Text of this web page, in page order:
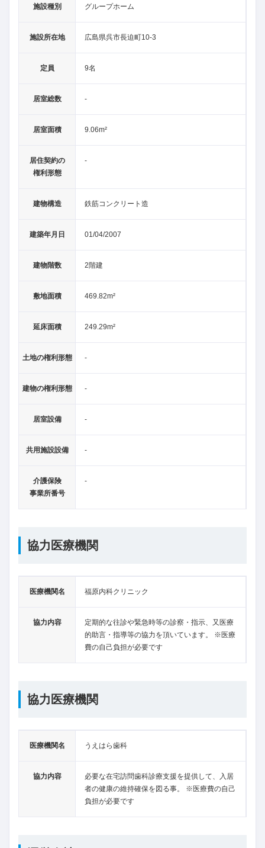
施設種別 グループホーム
施設所在地 広島県呉市長迫町10-3
定員 9名
居室総数 -
居室面積 9.06m²
居住契約の
権利形態
-
建物構造 鉄筋コンクリート造
建築年月日 01/04/2007
建物階数 2階建
敷地面積 469.82m²
延床面積 249.29m²
土地の権利形態 -
建物の権利形態 -
居室設備 -
共用施設設備 -
介護保険
事業所番号
-
協力医療機関
医療機関名 福原内科クリニック
協力内容
定期的な往診や緊急時等の診察・指示、又医療
的助言・指導等の協力を頂いています。 ※医療
費の自己負担が必要です
協力医療機関
医療機関名 うえはら歯科
協力内容
必要な在宅訪問歯科診療支援を提供して、入居
者の健康の維持確保を図る事。 ※医療費の自己
負担が必要です